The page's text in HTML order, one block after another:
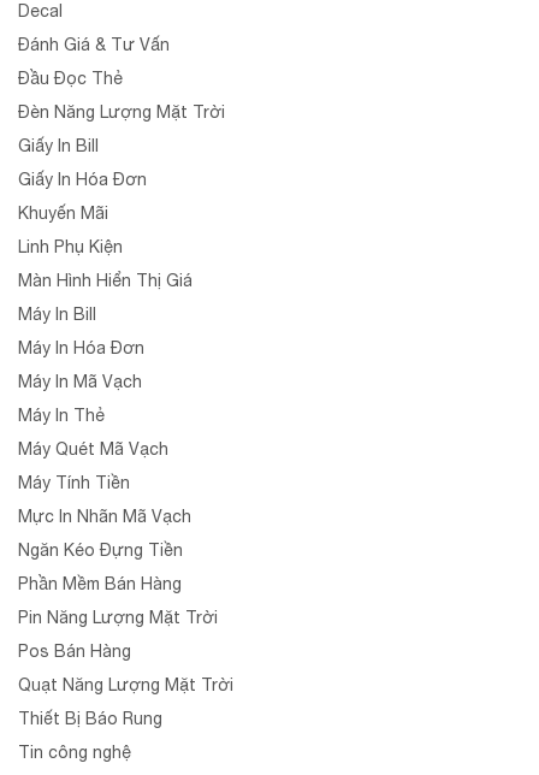
Decal
Đánh Giá & Tư Vấn
Đầu Đọc Thẻ
Đèn Năng Lượng Mặt Trời
Giấy In Bill
Giấy In Hóa Đơn
Khuyến Mãi
Linh Phụ Kiện
Màn Hình Hiển Thị Giá
Máy In Bill
Máy In Hóa Đơn
Máy In Mã Vạch
Máy In Thẻ
Máy Quét Mã Vạch
Máy Tính Tiền
Mực In Nhãn Mã Vạch
Ngăn Kéo Đựng Tiền
Phần Mềm Bán Hàng
Pin Năng Lượng Mặt Trời
Pos Bán Hàng
Quạt Năng Lượng Mặt Trời
Thiết Bị Báo Rung
Tin công nghệ